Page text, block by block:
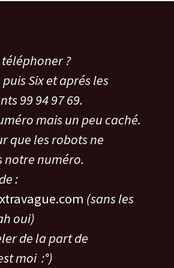
téléphoner ?
Six et aprés les
99 94 97 69.
mais un peu caché.
que les robots ne
notre numéro.
:
(sans les
oui)
de la part de
moi :°)